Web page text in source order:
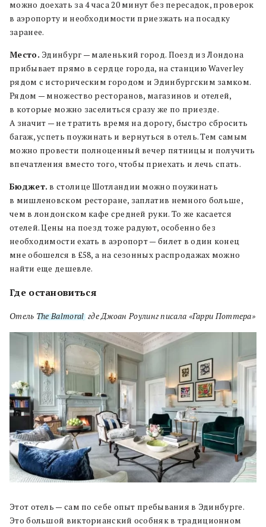
можно доехать за 4 часа 20 минут без пересадок, проверок
в аэропорту и необходимости приезжать на посадку
заранее.
Место. Эдинбург — маленький город. Поезд из Лондона
прибывает прямо в сердце города, на станцию Waverley
рядом с историческим городом и Эдинбургским замком.
Рядом — множество ресторанов, магазинов и отелей,
в которые можно заселиться сразу же по приезде.
А значит — не тратить время на дорогу, быстро сбросить
багаж, успеть поужинать и вернуться в отель. Тем самым
можно провести полноценный вечер пятницы и получить
впечатления вместо того, чтобы приехать и лечь спать.
Бюджет. в столице Шотландии можно поужинать
в мишленовском ресторане, заплатив немного больше,
чем в лондонском кафе средней руки. То же касается
отелей. Цены на поезд тоже радуют, особенно без
необходимости ехать в аэропорт — билет в один конец
мне обошелся в £58, а на сезонных распродажах можно
найти еще дешевле.
Где остановиться
Отель The Balmoral, где Джоан Роулинг писала «Гарри Поттера»
Этот отель — сам по себе опыт пребывания в Эдинбурге.
Это большой викторианский особняк в традиционном